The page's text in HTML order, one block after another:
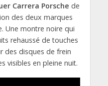
Carrera Porsche de
des deux marques
Une montre noire qui
rehaussé de touches
des disques de frein
visibles en pleine nuit.